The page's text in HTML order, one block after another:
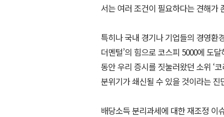
서는 여러 조건이 필요하다는 견해가
특히나 국내 경기나 기업들의 경영환
더멘털’의 힘으로 코스피 5000에 도
동안 우리 증시를 짓눌러왔던 소위 ‘
분위기가 쇄신될 수 있을 것이라는 진
배당소득 분리과세에 대한 재조정 이